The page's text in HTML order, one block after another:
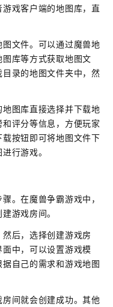
戏客户端的地图库，直
文件。可以通过魔兽地
库等方式获取地图文
录的地图文件夹中，然
图库直接选择并下载地
评分等信息，方便玩家
按钮即可将地图文件下
行游戏。
。在魔兽争霸游戏中，
游戏房间。
后，选择创建游戏房
中，可以设置游戏模
自己的需求和游戏地图
间就会创建成功。其他